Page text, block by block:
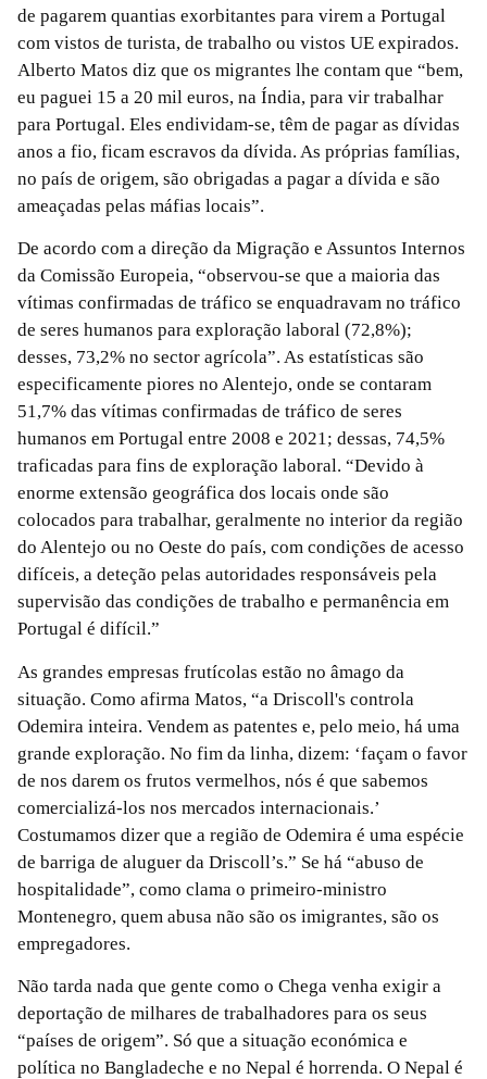
de pagarem quantias exorbitantes para virem a Portugal
com vistos de turista, de trabalho ou vistos UE expirados.
Alberto Matos diz que os migrantes lhe contam que “bem,
eu paguei 15 a 20 mil euros, na Índia, para vir trabalhar
para Portugal. Eles endividam-se, têm de pagar as dívidas
anos a fio, ficam escravos da dívida. As próprias famílias,
no país de origem, são obrigadas a pagar a dívida e são
ameaçadas pelas máfias locais”.
De acordo com a direção da Migração e Assuntos Internos
da Comissão Europeia, “observou-se que a maioria das
vítimas confirmadas de tráfico se enquadravam no tráfico
de seres humanos para exploração laboral (72,8%);
desses, 73,2% no sector agrícola”. As estatísticas são
especificamente piores no Alentejo, onde se contaram
51,7% das vítimas confirmadas de tráfico de seres
humanos em Portugal entre 2008 e 2021; dessas, 74,5%
traficadas para fins de exploração laboral. “Devido à
enorme extensão geográfica dos locais onde são
colocados para trabalhar, geralmente no interior da região
do Alentejo ou no Oeste do país, com condições de acesso
difíceis, a deteção pelas autoridades responsáveis pela
supervisão das condições de trabalho e permanência em
Portugal é difícil.”
As grandes empresas frutícolas estão no âmago da
situação. Como afirma Matos, “a Driscoll's controla
Odemira inteira. Vendem as patentes e, pelo meio, há uma
grande exploração. No fim da linha, dizem: ‘façam o favor
de nos darem os frutos vermelhos, nós é que sabemos
comercializá-los nos mercados internacionais.’
Costumamos dizer que a região de Odemira é uma espécie
de barriga de aluguer da Driscoll’s.” Se há “abuso de
hospitalidade”, como clama o primeiro-ministro
Montenegro, quem abusa não são os imigrantes, são os
empregadores.
Não tarda nada que gente como o Chega venha exigir a
deportação de milhares de trabalhadores para os seus
“países de origem”. Só que a situação económica e
política no Bangladeche e no Nepal é horrenda. O Nepal é